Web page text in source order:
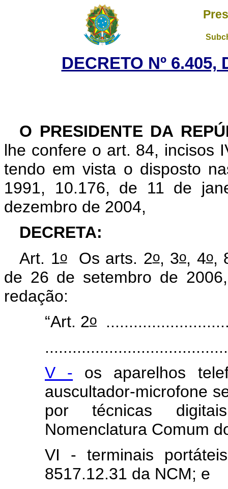
DECRETO Nº 6.405,
O PRESIDENTE DA
lhe confere o art. 84, incisos
tendo em vista o disposto
1991, 10.176, de 11 de
dezembro de 2004,
DECRETA:
Art. 1oOs arts. 2o, 3o, 4o,
de 26 de setembro de
redação:
“Art. 2o
V - os aparelhos
auscultador-microfone
por técnicas
Nomenclatura Comum
VI - terminais
8517.12.31 da NCM; e